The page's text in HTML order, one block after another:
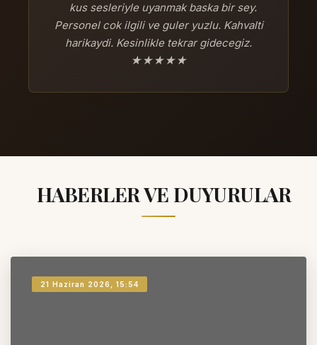
kus sesleriyle uyanmak baska bir sey.
Personel cok ilgili ve guler yuzlu. Kahvalti
harikaydi. Kesinlikle tekrar gidecegiz.
★★★★★
HABERLER VE DUYURULAR
21 Haziran 2026, 15:54